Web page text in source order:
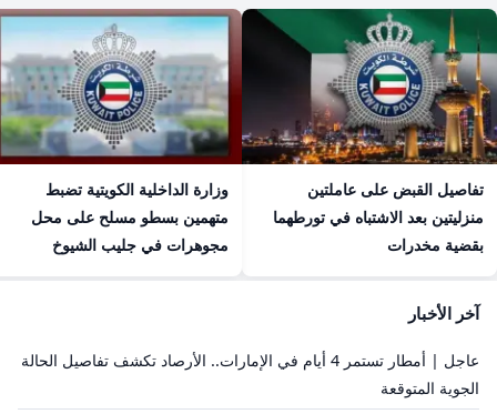
تفاصيل القبض على عاملتين
منزليتين بعد الاشتباه في تورطهما
بقضية مخدرات
وزارة الداخلية الكويتية تضبط
متهمين بسطو مسلح على محل
مجوهرات في جليب الشيوخ
آخر الأخبار
عاجل | أمطار تستمر 4 أيام في الإمارات.. الأرصاد تكشف تفاصيل الحالة
الجوية المتوقعة